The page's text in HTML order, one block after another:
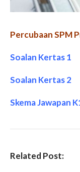
Percubaan SPM
Soalan Kertas 1
Soalan Kertas 2
Skema Jawapan
Related Post: